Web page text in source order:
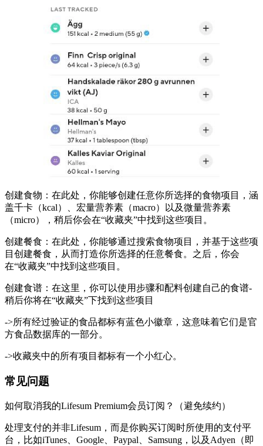
创建食物：在此处，你能够创建任意你所选择的食物项目，涵
盖千卡（kcal）、宏量营养素（macro）以及微量营养素
（micro），稍后你会在“收藏夹”中找到这些项目。
创建餐食：在此处，你能够通过搜索食物项目，并基于这些项
目创建餐食，从而打造你所选择的任意餐食。之后，你会
在“收藏夹”中找到这些项目。
创建食谱： 在这里，你可以使用步骤和配料创建自己的食谱-
稍后你将在“收藏夹”下找到这些项目
->所有经过验证的食品都标有蓝色小徽章，这意味着它们是官
方食品数据库的一部分。
->收藏夹中的所有项目都标有一个小红心。
常见问题
如何取消我的Lifesum Premium会员订阅？ （避免续约）
处理支付的并非Lifesum，而是你购买订阅时所使用的支付平
台，比如iTunes、Google、Paypal、Samsung，以及Adyen（即